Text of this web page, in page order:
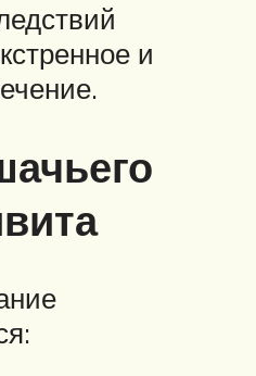
и